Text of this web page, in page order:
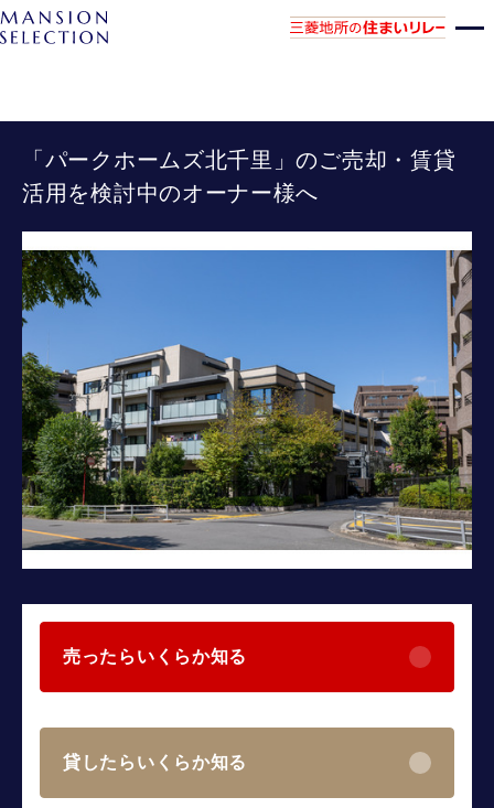
「パークホームズ北千里」のご売却・賃貸
活用を検討中のオーナー様へ
売ったらいくらか知る
貸したらいくらか知る